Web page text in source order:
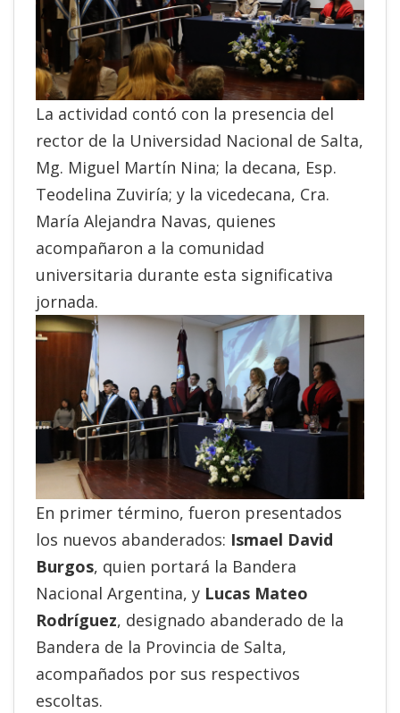
La actividad contó con la presencia del
rector de la Universidad Nacional de Salta,
Mg. Miguel Martín Nina; la decana, Esp.
Teodelina Zuviría; y la vicedecana, Cra.
María Alejandra Navas, quienes
acompañaron a la comunidad
universitaria durante esta significativa
jornada.
En primer término, fueron presentados
los nuevos abanderados: Ismael David
Burgos, quien portará la Bandera
Nacional Argentina, y Lucas Mateo
Rodríguez, designado abanderado de la
Bandera de la Provincia de Salta,
acompañados por sus respectivos
escoltas.